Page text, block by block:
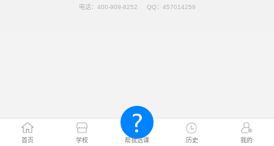
首页 学校 帮我选课 历史 我的
电话： 400-909-8252 QQ： 457014259